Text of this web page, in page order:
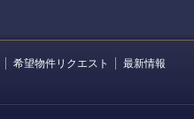
希望物件リクエスト
最新情報